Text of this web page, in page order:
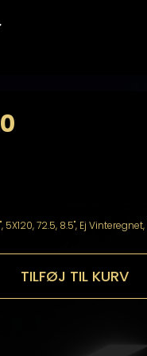
, 5X120,72.5, 8.5", Ej Vinteregnet,
TILFØJ TIL KURV